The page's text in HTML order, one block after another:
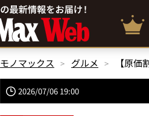
モノマックス グルメ
2026/07/06 19:00